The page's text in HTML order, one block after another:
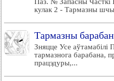
кулак 2 - Тармазны
Тармазны
Зняцце Усе
тармазнога барабана,
працэдуры,...